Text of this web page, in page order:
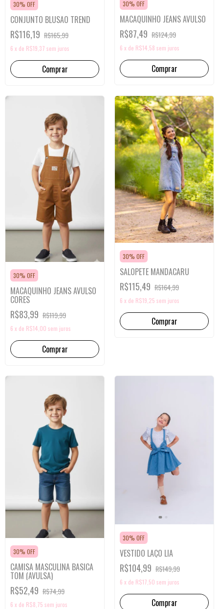
30% OFF
CONJUNTO BLUSÃO TREND
R$116,19 R$165,99
6 x de R$19,37 sem juros
Comprar
30% OFF
MACAQUINHO JEANS AVULSO
R$87,49 R$124,99
6 x de R$14,58 sem juros
Comprar
30% OFF
MACAQUINHO JEANS AVULSO
CORES
R$83,99 R$119,99
6 x de R$14,00 sem juros
Comprar
30% OFF
SALOPETE MANDACARU
R$115,49 R$164,99
6 x de R$19,25 sem juros
Comprar
30% OFF
CAMISA MASCULINA BASICA
TOM (AVULSA)
R$52,49 R$74,99
6 x de R$8,75 sem juros
30% OFF
VESTIDO LAÇO LIA
R$104,99 R$149,99
6 x de R$17,50 sem juros
Comprar